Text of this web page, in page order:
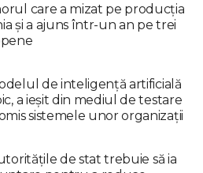
care a mizat pe producția
și a ajuns într-un an pe trei
de inteligenţă artificială
a ieşit din mediul de testare
sistemele unor organizaţii
de stat trebuie să ia